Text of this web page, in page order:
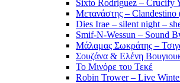
Sixto Rodriguez – Crucify
Μετανάστης – Clandestino
Dies Irae – silent night –
Smif-N-Wessun – Sound
Mάλαμας Σωκράτης –
Σουζάνα & Ελένη
Το Μινόρε του Τεκέ
Robin Trower – Live